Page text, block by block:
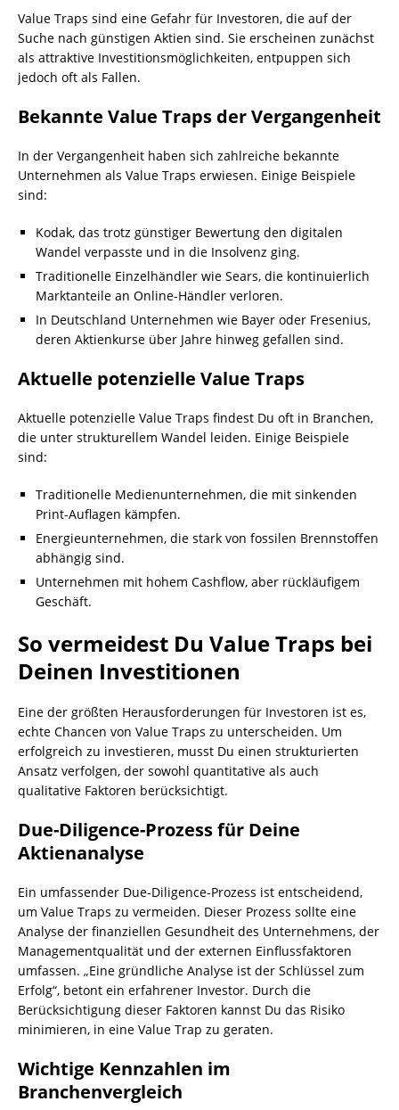
Value Traps sind eine Gefahr für Investoren, die auf der
Suche nach günstigen Aktien sind. Sie erscheinen zunächst
als attraktive Investitionsmöglichkeiten, entpuppen sich
jedoch oft als Fallen.
Bekannte Value Traps der Vergangenheit
In der Vergangenheit haben sich zahlreiche bekannte
Unternehmen als Value Traps erwiesen. Einige Beispiele
sind:
Kodak, das trotz günstiger Bewertung den digitalen
Wandel verpasste und in die Insolvenz ging.
Traditionelle Einzelhändler wie Sears, die kontinuierlich
Marktanteile an Online-Händler verloren.
In Deutschland Unternehmen wie Bayer oder Fresenius,
deren Aktienkurse über Jahre hinweg gefallen sind.
Aktuelle potenzielle Value Traps
Aktuelle potenzielle Value Traps findest Du oft in Branchen,
die unter strukturellem Wandel leiden. Einige Beispiele
sind:
Traditionelle Medienunternehmen, die mit sinkenden
Print-Auflagen kämpfen.
Energieunternehmen, die stark von fossilen Brennstoffen
abhängig sind.
Unternehmen mit hohem Cashflow, aber rückläufigem
Geschäft.
So vermeidest Du Value Traps bei
Deinen Investitionen
Eine der größten Herausforderungen für Investoren ist es,
echte Chancen von Value Traps zu unterscheiden. Um
erfolgreich zu investieren, musst Du einen strukturierten
Ansatz verfolgen, der sowohl quantitative als auch
qualitative Faktoren berücksichtigt.
Due-Diligence-Prozess für Deine
Aktienanalyse
Ein umfassender Due-Diligence-Prozess ist entscheidend,
um Value Traps zu vermeiden. Dieser Prozess sollte eine
Analyse der finanziellen Gesundheit des Unternehmens, der
Managementqualität und der externen Einflussfaktoren
umfassen. „Eine gründliche Analyse ist der Schlüssel zum
Erfolg“, betont ein erfahrener Investor. Durch die
Berücksichtigung dieser Faktoren kannst Du das Risiko
minimieren, in eine Value Trap zu geraten.
Wichtige Kennzahlen im
Branchenvergleich